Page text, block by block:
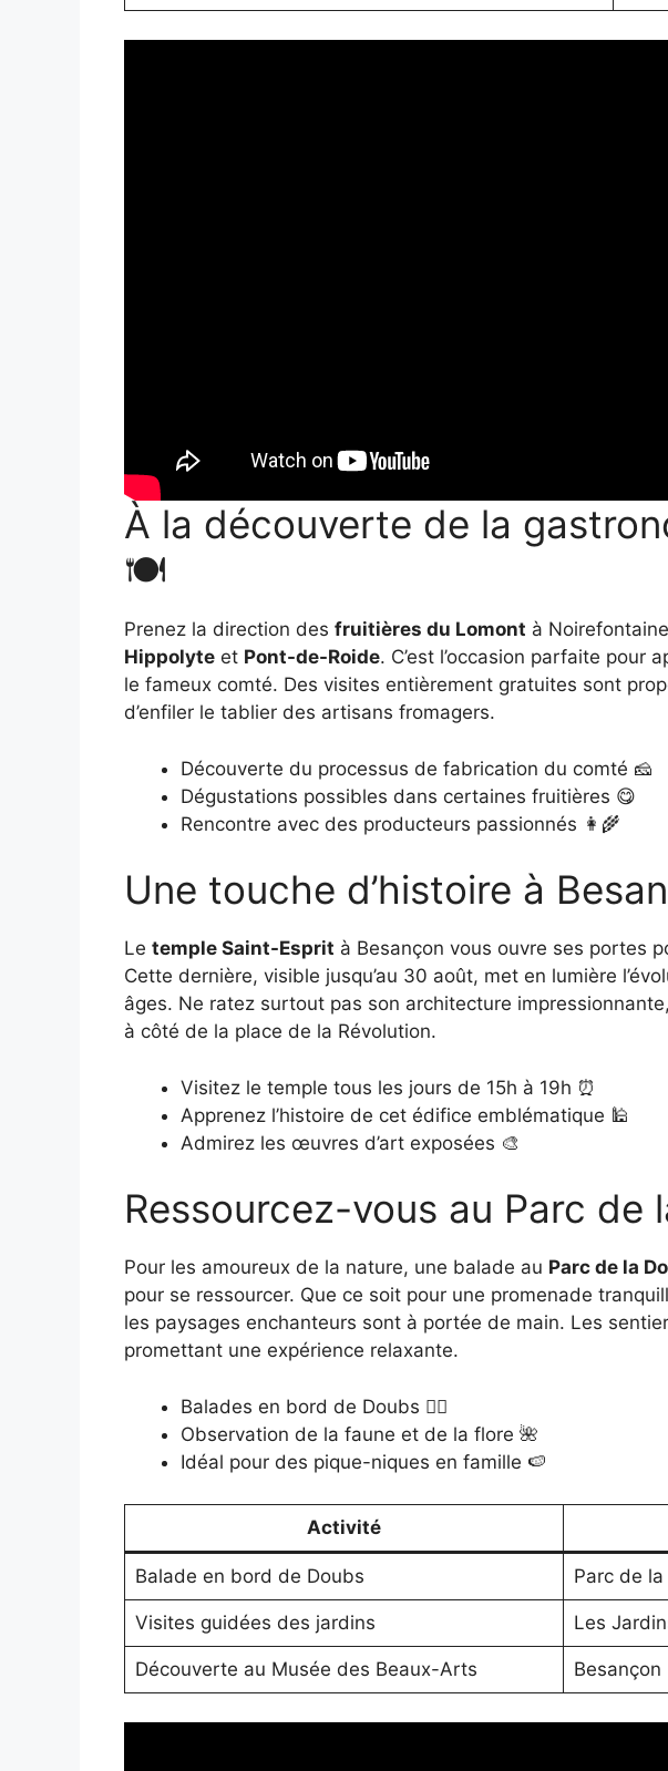
À la découverte de la
🍽️
Prenez la direction des fruitières du Lomont à
Hippolyte et Pont-de-Roide. C’est l’occasion parfaite pour
le fameux comté. Des visites entièrement gratuites sont
d’enfiler le tablier des artisans fromagers.
Découverte du processus de fabrication du comté 🧀
Dégustations possibles dans certaines fruitières 😋
Rencontre avec des producteurs passionnés 👩‍🌾
Une touche d’histoire à
Le temple Saint-Esprit à Besançon vous ouvre ses portes
Cette dernière, visible jusqu’au 30 août, met en lumière
âges. Ne ratez surtout pas son architecture
à côté de la place de la Révolution.
Visitez le temple tous les jours de 15h à 19h ⏰
Apprenez l’histoire de cet édifice emblématique 🕌
Admirez les œuvres d’art exposées 🎨
Ressourcez-vous au Parc de
Pour les amoureux de la nature, une balade au Parc de la
pour se ressourcer. Que ce soit pour une promenade
les paysages enchanteurs sont à portée de main. Les
promettant une expérience relaxante.
Balades en bord de Doubs 🚶‍♂️
Observation de la faune et de la flore 🌺
Idéal pour des pique-niques en famille 🍉
Activité
Balade en bord de Doubs Parc de
Visites guidées des jardins Les
Découverte au Musée des Beaux-Arts Besançon